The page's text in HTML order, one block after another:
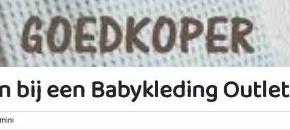
bij een Babykleding Outlet